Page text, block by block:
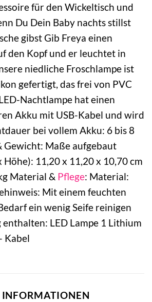
für den Wickeltisch und
Du Dein Baby nachts stillst
gibst Gib Freya einen
den Kopf und er leuchtet in
niedliche Froschlampe ist
gefertigt, das frei von PVC
Nachtlampe hat einen
Akku mit USB-Kabel und wird
bei vollem Akku: 6 bis 8
Gewicht: Maße aufgebaut
Höhe): 11,20 x 11,20 x 10,70 cm
Material & Pflege: Material:
Mit einem feuchten
ein wenig Seife reinigen
LED Lampe 1 Lithium
Kabel